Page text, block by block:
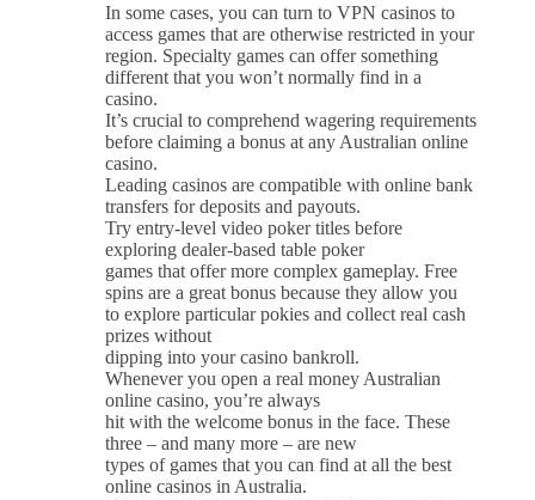
In some cases, you can turn to VPN casinos to
access games that are otherwise restricted in your
region. Specialty games can offer something
different that you won’t normally find in a
casino.
It’s crucial to comprehend wagering requirements
before claiming a bonus at any Australian online
casino.
Leading casinos are compatible with online bank
transfers for deposits and payouts.
Try entry-level video poker titles before
exploring dealer-based table poker
games that offer more complex gameplay. Free
spins are a great bonus because they allow you
to explore particular pokies and collect real cash
prizes without
dipping into your casino bankroll.
Whenever you open a real money Australian
online casino, you’re always
hit with the welcome bonus in the face. These
three – and many more – are new
types of games that you can find at all the best
online casinos in Australia.